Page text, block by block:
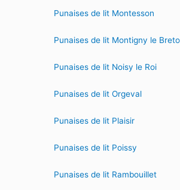
Punaises de lit Montesson
Punaises de lit Montigny le
Punaises de lit Noisy le Roi
Punaises de lit Orgeval
Punaises de lit Plaisir
Punaises de lit Poissy
Punaises de lit Rambouillet